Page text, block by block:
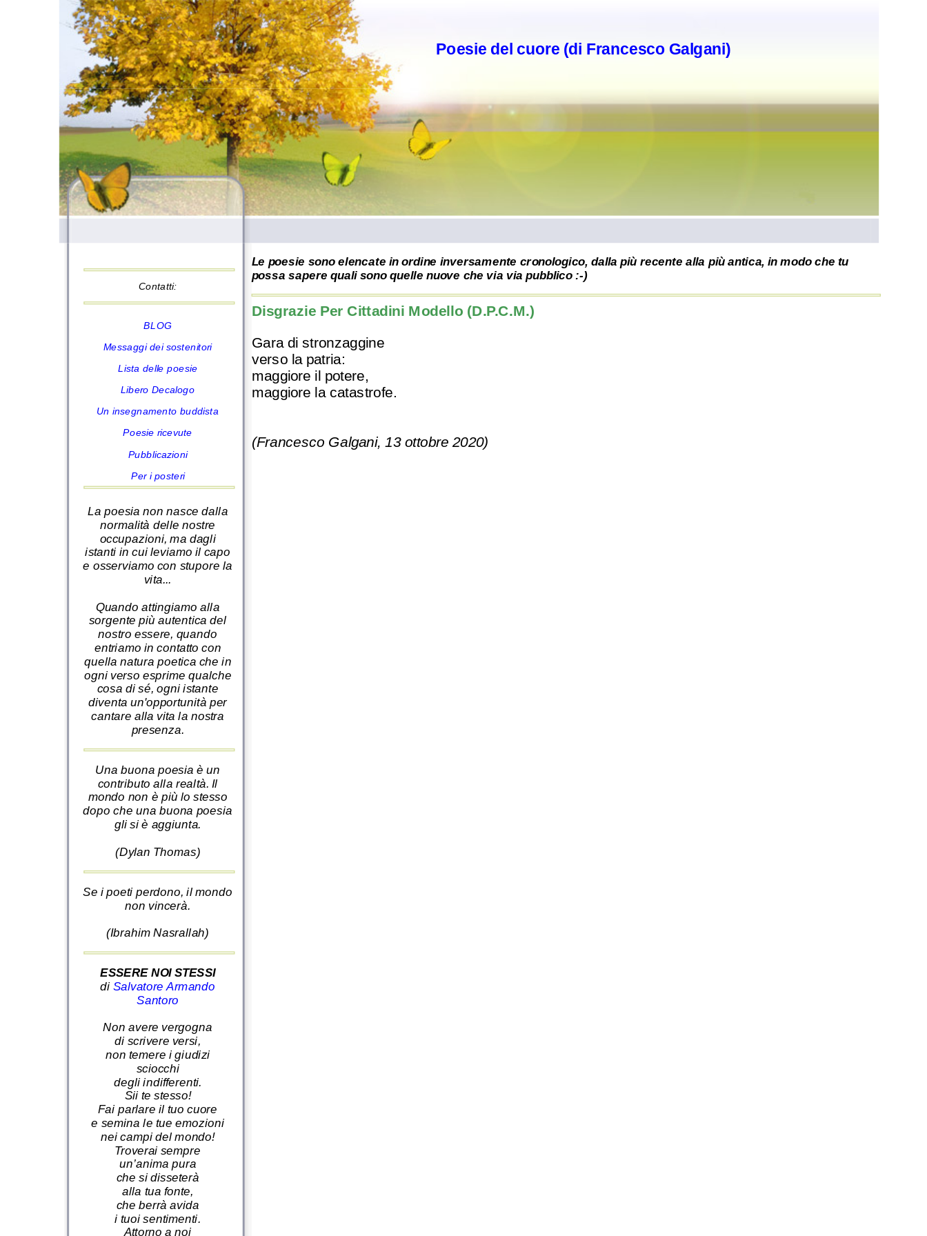
Poesie del cuore (di Francesco Galgani)
Contatti:
BLOG
Messaggi dei sostenitori
Lista delle poesie
Libero Decalogo
Un insegnamento buddista
Poesie ricevute
Pubblicazioni
Per i posteri
La poesia non nasce dalla
normalità delle nostre
occupazioni, ma dagli
istanti in cui leviamo il capo
e osserviamo con stupore la
vita...
Quando attingiamo alla
sorgente più autentica del
nostro essere, quando
entriamo in contatto con
quella natura poetica che in
ogni verso esprime qualche
cosa di sé, ogni istante
diventa un'opportunità per
cantare alla vita la nostra
presenza.
Una buona poesia è un
contributo alla realtà. Il
mondo non è più lo stesso
dopo che una buona poesia
gli si è aggiunta.
(Dylan Thomas)
Se i poeti perdono, il mondo
non vincerà.
(Ibrahim Nasrallah)
ESSERE NOI STESSI
di Salvatore Armando
Santoro
Non avere vergogna
di scrivere versi,
non temere i giudizi
sciocchi
degli indifferenti.
Sii te stesso!
Fai parlare il tuo cuore
e semina le tue emozioni
nei campi del mondo!
Troverai sempre
un’anima pura
che si disseterà
alla tua fonte,
che berrà avida
i tuoi sentimenti.
Attorno a noi
Le poesie sono elencate in ordine inversamente cronologico, dalla più recente alla più antica, in modo che tu
possa sapere quali sono quelle nuove che via via pubblico :-)
Disgrazie Per Cittadini Modello (D.P.C.M.)
Gara di stronzaggine
verso la patria:
maggiore il potere,
maggiore la catastrofe.
(Francesco Galgani, 13 ottobre 2020)